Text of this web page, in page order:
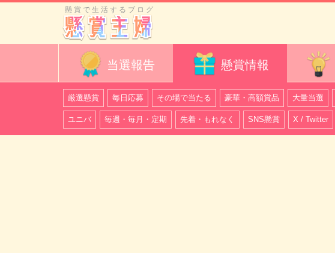
懸賞で生活するブログ
当選報告 懸賞情報
厳選懸賞 毎日応募 その場で当たる 豪華・高額賞品 大量当選
ユニバ 毎週・毎月・定期 先着・もれなく SNS懸賞 X / Twitter